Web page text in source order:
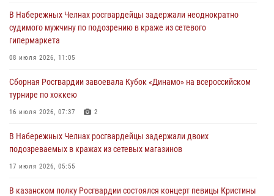
23 июля 2026, 10:22 2
В Нижнекамске сотрудники Росгвардии задержали подозреваемого
в краже
В Казани Росгвардия приняла участие в обеспечении безопасности
крестного хода и освящения храма
В Набережных Челнах росгвардейцы задержали неоднократно
судимого мужчину по подозрению в краже из сетевого
гипермаркета
08 июля 2026, 11:05
Сборная Росгвардии завоевала Кубок «Динамо» на всероссийском
турнире по хоккею
16 июля 2026, 07:37 2
В Набережных Челнах росгвардейцы задержали двоих
подозреваемых в кражах из сетевых магазинов
17 июля 2026, 05:55
В казанском полку Росгвардии состоялся концерт певицы Кристины